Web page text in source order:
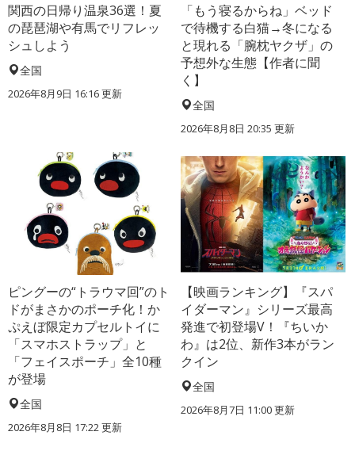
関西の日帰り温泉36選！夏
の琵琶湖や有馬でリフレッ
シュしよう
全国
2026年8月9日 16:16更新
「もう寝るからね」ベッド
で待機する白猫→冬になる
と現れる「腕枕ヤクザ」の
予想外な生態【作者に聞
く】
全国
2026年8月8日 20:35 更新
ピングーの“トラウマ回”のト
ドがまさかのポーチ化！か
ぷえぼ限定カプセルトイに
「スマホストラップ」と
「フェイスポーチ」全10種
が登場
全国
2026年8月8日 17:22更新
【映画ランキング】『スパ
イダーマン』シリーズ最高
発進で初登場V！『ちいか
わ』は2位、新作3本がラン
クイン
全国
2026年8月7日 11:00更新